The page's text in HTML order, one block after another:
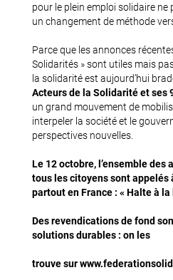
pour le plein emploi solidaire
un changement de méthode
Parce que les annonces
Solidarités » sont utiles mais
la solidarité est aujourd’hui
Acteurs de la Solidarité et ses
un grand mouvement de
interpeler la société et le
perspectives nouvelles.
Le 12 octobre, l’ensemble
tous les citoyens sont appelés
partout en France : « Halte à
Des revendications de fond
solutions durables : on les
trouve sur